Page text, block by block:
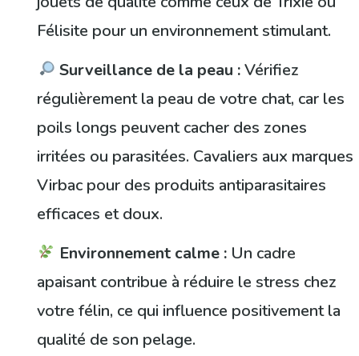
Félisite pour un environnement stimulant.
Surveillance de la peau :Vérifiez
régulièrement la peau de votre chat, car les
poils longs peuvent cacher des zones
irritées ou parasitées. Cavaliers aux marques
Virbac pour des produits antiparasitaires
efficaces et doux.
Environnement calme : Un cadre
apaisant contribue à réduire le stress chez
votre félin, ce qui influence positivement la
qualité de son pelage.